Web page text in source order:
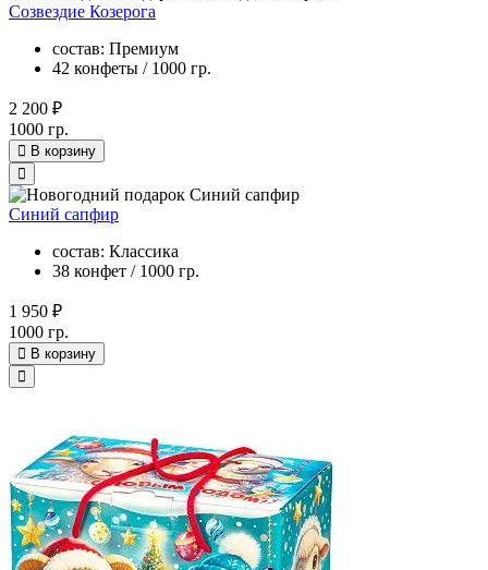
Созвездие Козерога
состав: Премиум
42 конфеты / 1000 гр.
2 200 ₽
1000 гр.
В корзину
Синий сапфир
состав: Классика
38 конфет / 1000 гр.
1 950 ₽
1000 гр.
В корзину